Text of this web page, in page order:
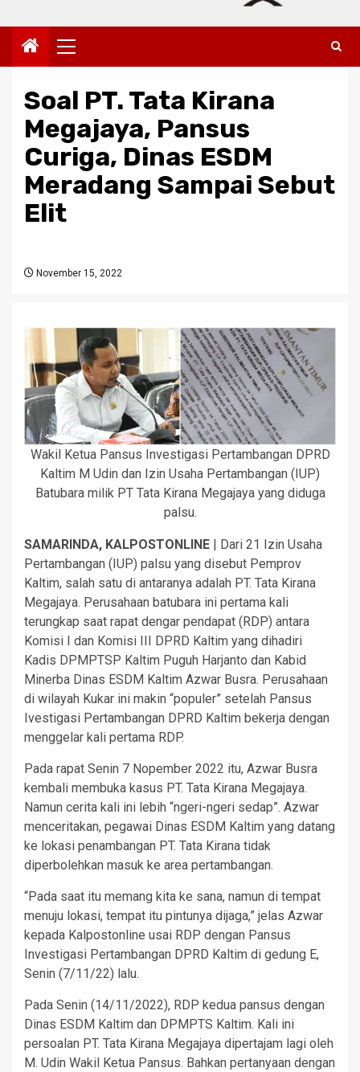
Primary
Menu
Soal PT. Tata Kirana
Megajaya, Pansus
Curiga, Dinas ESDM
Meradang Sampai Sebut
Elit
November 15, 2022
Wakil Ketua Pansus Investigasi Pertambangan DPRD
Kaltim M Udin dan Izin Usaha Pertambangan (IUP)
Batubara milik PT Tata Kirana Megajaya yang diduga
palsu.
SAMARINDA, KALPOSTONLINE
| Dari 21 Izin Usaha
Pertambangan (IUP) palsu yang disebut Pemprov
Kaltim, salah satu di antaranya adalah PT. Tata Kirana
Megajaya. Perusahaan batubara ini pertama kali
terungkap saat rapat dengar pendapat (RDP) antara
Komisi I dan Komisi III DPRD Kaltim yang dihadiri
Kadis DPMPTSP Kaltim Puguh Harjanto dan Kabid
Minerba Dinas ESDM Kaltim Azwar Busra. Perusahaan
di wilayah Kukar ini makin “populer” setelah Pansus
Ivestigasi Pertambangan DPRD Kaltim bekerja dengan
menggelar kali pertama RDP.
Pada rapat Senin 7 Nopember 2022 itu, Azwar Busra
kembali membuka kasus PT. Tata Kirana Megajaya.
Namun cerita kali ini lebih “ngeri-ngeri sedap”. Azwar
menceritakan, pegawai Dinas ESDM Kaltim yang datang
ke lokasi penambangan PT. Tata Kirana tidak
diperbolehkan masuk ke area pertambangan.
“Pada saat itu memang kita ke sana, namun di tempat
menuju lokasi, tempat itu pintunya dijaga,” jelas Azwar
kepada Kalpostonline usai RDP dengan Pansus
Investigasi Pertambangan DPRD Kaltim di gedung E,
Senin (7/11/22) lalu.
Pada Senin (14/11/2022), RDP kedua pansus dengan
Dinas ESDM Kaltim dan DPMPTS Kaltim. Kali ini
persoalan PT. Tata Kirana Megajaya dipertajam lagi oleh
M. Udin Wakil Ketua Pansus. Bahkan pertanyaan dengan